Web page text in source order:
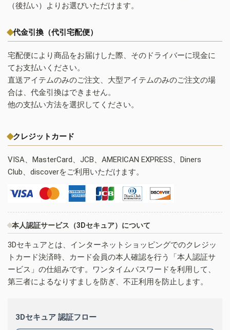
（後払い）よりお選びいただけます。
代金引換（代引宅配便）
宅配便により商品をお届けした際、そのドライバーに現金に
てお支払いください。
直送アイテムのみのご注文、大型アイテムのみのご注文の場
合は、代金引換はできません。
他の支払い方法を選択してください。
クレジットカード
VISA、MasterCard、JCB、AMERICAN EXPRESS、Diners
Club、discoverをご利用いただけます。
本人認証サービス（3Dセキュア）について
3Dセキュアとは、インターネットショッピングでのクレジッ
トカード決済時、カード会員の本人確認を行う「本人認証サ
ービス」の仕組みです。ワンタイムパスワードを利用して、
第三者によるなりすましを防ぎ、不正利用を防止します。
3Dセキュア 認証フロー